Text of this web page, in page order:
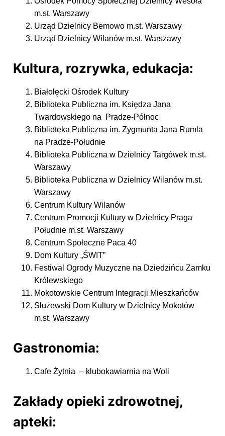
m.st. Warszawy
Urząd Dzielnicy Bemowo m.st. Warszawy
Urząd Dzielnicy Wilanów m.st. Warszawy
Kultura, rozrywka, edukacja:
Białołęcki Ośrodek Kultury
Biblioteka Publiczna im. Księdza Jana
Twardowskiego na Pradze-Północ
Biblioteka Publiczna im. Zygmunta Jana Rumla
na Pradze-Południe
Biblioteka Publiczna w Dzielnicy Targówek m.st.
Warszawy
Biblioteka Publiczna w Dzielnicy Wilanów m.st.
Warszawy
Centrum Kultury Wilanów
Centrum Promocji Kultury w Dzielnicy Praga
Południe m.st. Warszawy
Centrum Społeczne Paca 40
Dom Kultury „ŚWIT”
Festiwal Ogrody Muzyczne na Dziedzińcu Zamku
Królewskiego
Mokotowskie Centrum Integracji Mieszkańców
Służewski Dom Kultury w Dzielnicy Mokotów
m.st. Warszawy
Gastronomia:
Cafe Żytnia – klubokawiarnia na Woli
Zakłady opieki zdrowotnej,
apteki: